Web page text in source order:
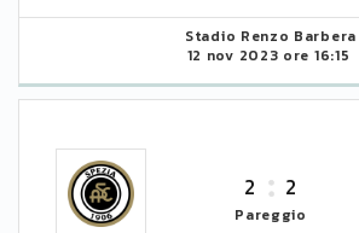
Stadio Renzo Barbera
12 nov 2023 ore 16:15
2 2
Pareggio